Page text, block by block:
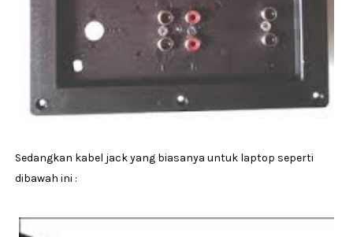
Sedangkan kabel jack yang biasanya untuk laptop seperti
dibawah ini :